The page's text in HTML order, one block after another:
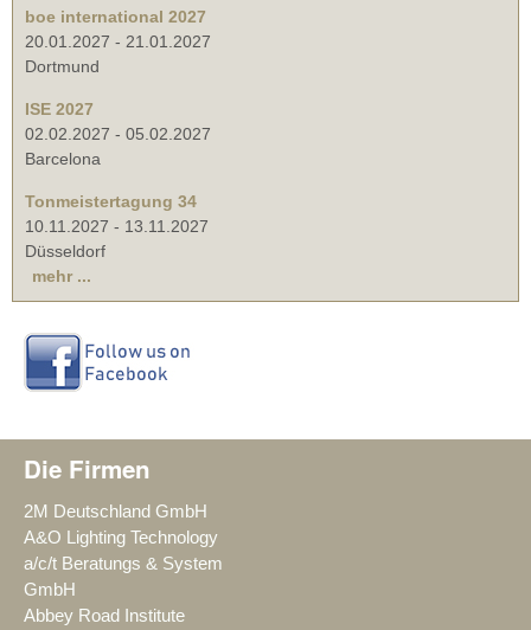
boe international 2027
20.01.2027 - 21.01.2027
Dortmund
ISE 2027
02.02.2027 - 05.02.2027
Barcelona
Tonmeistertagung 34
10.11.2027 - 13.11.2027
Düsseldorf
mehr ...
Die Firmen
2M Deutschland GmbH
A&O Lighting Technology
a/c/t Beratungs & System
GmbH
Abbey Road Institute